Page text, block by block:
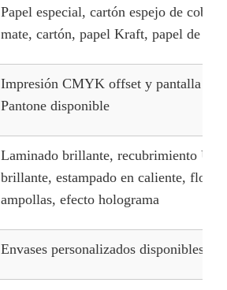
Papel especial, cartón espejo de
mate, cartón, papel Kraft, papel de
Impresión CMYK offset y pantalla de
Pantone disponible
Laminado brillante, recubrimiento
brillante, estampado en caliente,
ampollas, efecto holograma
Envases personalizados disponibles